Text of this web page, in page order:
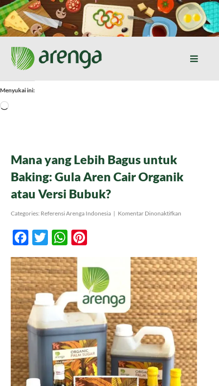
Skip
to
content
Toggle
Home
Tentang Kami
Produk
Kontak
Menyukai ini:
Memuat...
Mana yang Lebih Bagus untuk
Baking: Gula Aren Cair Organik
atau Versi Bubuk?
Categories: Referensi Arenga Indonesia | Komentar Dinonaktifkan
Baking:
Gula
Aren
Cair
Organik
atau
Versi
Bubuk?
Facebook
TwitterWhatsApp